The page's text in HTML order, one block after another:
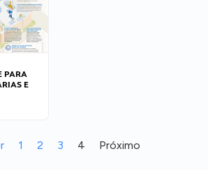
PARA
E
1 2 3 4 Próximo